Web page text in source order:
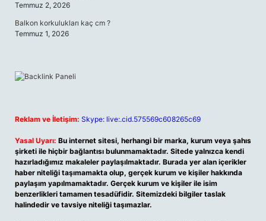
Temmuz 2, 2026
Balkon korkulukları kaç cm ?
Temmuz 1, 2026
Reklam ve İletişim: Skype: live:.cid.575569c608265c69
Yasal Uyarı: Bu internet sitesi, herhangi bir marka, kurum veya şahıs
şirketi ile hiçbir bağlantısı bulunmamaktadır. Sitede yalnızca kendi
hazırladığımız makaleler paylaşılmaktadır. Burada yer alan içerikler
haber niteliği taşımamakta olup, gerçek kurum ve kişiler hakkında
paylaşım yapılmamaktadır. Gerçek kurum ve kişiler ile isim
benzerlikleri tamamen tesadüfidir. Sitemizdeki bilgiler taslak
halindedir ve tavsiye niteliği taşımazlar.